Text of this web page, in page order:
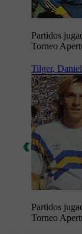
Partidos
Torneo
Tilger,
Partidos
Torneo